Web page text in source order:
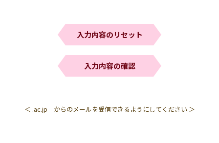
■個人情報の利用
手続きに必要な範囲で利用し、法令で定められる場合、安全
管理処置を講じた委託先に業務委託をする場合をのぞき、ご
本人の同意なく、第三者に提供したり、他の目的では利用す
と偶然に類似する可能性がございますが、その場合にも、当
＜ .ac.jp からのメールを受信できるようにしてください ＞